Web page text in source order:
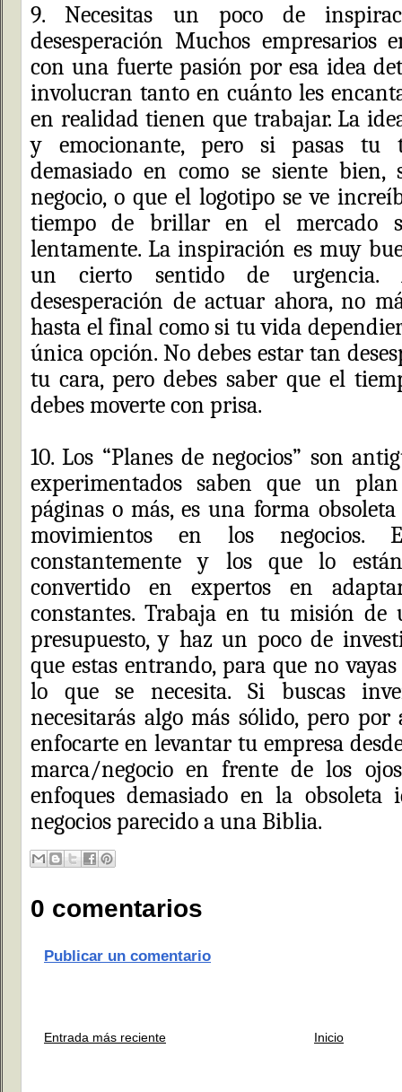
9. Necesitas un poco de
desesperación Muchos empresarios
con una fuerte pasión por esa idea
involucran tanto en cuánto les
en realidad tienen que trabajar. La
y emocionante, pero si pasas tu
demasiado en como se siente
negocio, o que el logotipo se ve
tiempo de brillar en el mercado
lentamente. La inspiración es muy
un cierto sentido de urgencia.
desesperación de actuar ahora, no
hasta el final como si tu vida
única opción. No debes estar tan
tu cara, pero debes saber que el
debes moverte con prisa.
10. Los “Planes de negocios” son
experimentados saben que un
páginas o más, es una forma
movimientos en los negocios.
constantemente y los que lo
convertido en expertos en
constantes. Trabaja en tu misión de
presupuesto, y haz un poco de
que estas entrando, para que no vayas
lo que se necesita. Si buscas
necesitarás algo más sólido, pero por
enfocarte en levantar tu empresa
marca/negocio en frente de los
enfoques demasiado en la
negocios parecido a una Biblia.
0 comentarios
Publicar un comentario
Entrada más reciente Inicio